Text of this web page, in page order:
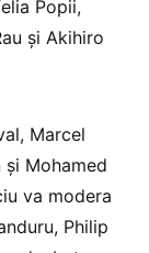
Popii,
şi Akihiro
Marcel
şi Mohamed
va modera
Philip